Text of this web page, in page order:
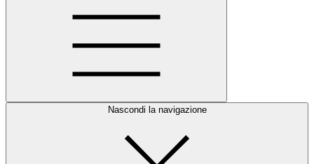
Nascondi la navigazione